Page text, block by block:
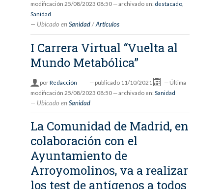
modificación 25/08/2023 08:50 — archivado en: destacado,
Sanidad
Ubicado en Sanidad /Artículos
I Carrera Virtual “Vuelta al
Mundo Metabólica”
porRedacción — publicado 11/10/2021 — Última
modificación 25/08/2023 08:50 — archivado en: Sanidad
Ubicado en Sanidad
La Comunidad de Madrid, en
colaboración con el
Ayuntamiento de
Arroyomolinos, va a realizar
los test de antígenos a todos